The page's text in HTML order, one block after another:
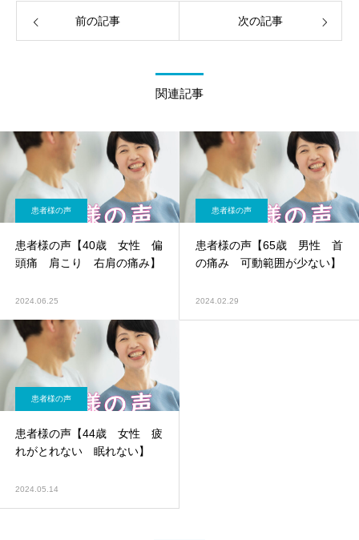
前の記事 次の記事
関連記事
患者様の声
患者様の声【40歳 女性 偏
頭痛 肩こり 右肩の痛み】
2024.06.25
患者様の声
患者様の声【65歳 男性 首
の痛み 可動範囲が少ない】
2024.02.29
患者様の声
患者様の声【44歳 女性 疲
れがとれない 眠れない】
2024.05.14